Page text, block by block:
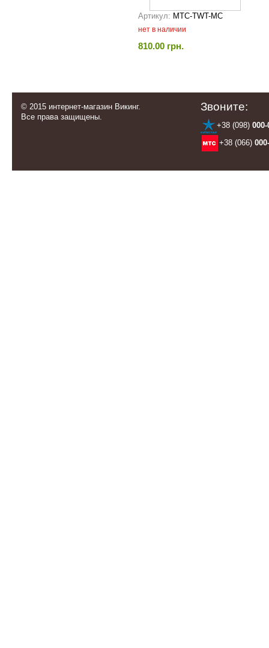
Артикул: MTC-TWT-MC
нет в наличии
810.00 грн.
© 2015 интернет-магазин Викинг.
Все права защищены.
Звоните:
+38 (098) 000-
+38 (066)